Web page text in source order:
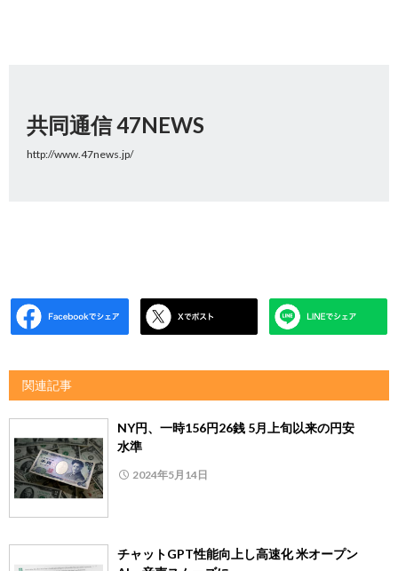
共同通信 47NEWS
http://www.47news.jp/
関連記事
NY円、一時156円26銭 5月上旬以来の円安
水準
2024年5月14日
チャットGPT性能向上し高速化 米オープン